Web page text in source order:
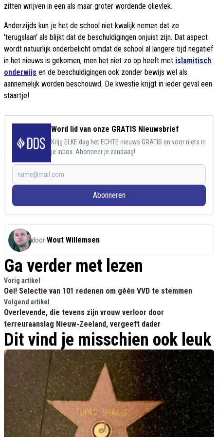
zitten wrijven in een als maar groter wordende olievlek.
Anderzijds kun je het de school niet kwalijk nemen dat ze
'terugslaan' als blijkt dat de beschuldigingen onjuist zijn. Dat aspect
wordt natuurlijk onderbelicht omdat de school al langere tijd negatief
in het nieuws is gekomen, men het niet zo op heeft met islamitisch
onderwijs en de beschuldigingen ook zonder bewijs wel als
aannemelijk worden beschouwd. De kwestie krijgt in ieder geval een
staartje!
Word lid van onze GRATIS Nieuwsbrief
Krijg ELKE dag het ECHTE nieuws GRATIS en voor niets in
je inbox. Abonneer je vandaag!
Abonneren
door Wout Willemsen
Ga verder met lezen
Vorig artikel
Oei! Selectie van 101 redenen om géén VVD te stemmen
Volgend artikel
Overlevende, die tevens zijn vrouw verloor door
terreuraanslag Nieuw-Zeeland, vergeeft dader
Dit vind je misschien ook leuk